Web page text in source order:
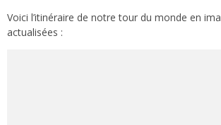
Voici l’itinéraire de notre tour du monde en
actualisées :